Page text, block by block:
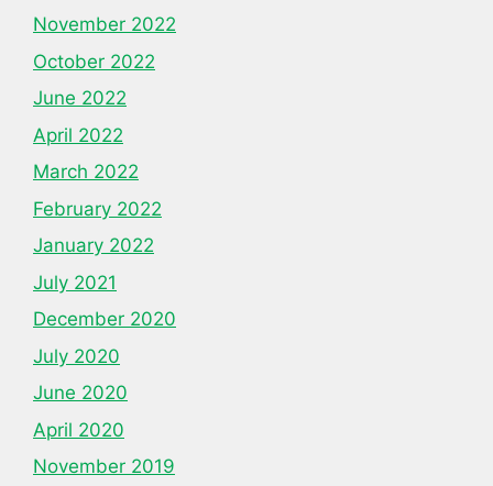
November 2022
October 2022
June 2022
April 2022
March 2022
February 2022
January 2022
July 2021
December 2020
July 2020
June 2020
April 2020
November 2019